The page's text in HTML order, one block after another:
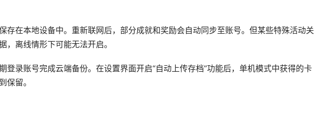
存在本地设备中。重新联网后，部分成就和奖励会自动同步至账号。但某些特殊活动关
，离线情形下可能无法开启。
登录账号完成云端备份。在设置界面开启“自动上传存档”功能后，单机模式中获得的卡
保留。